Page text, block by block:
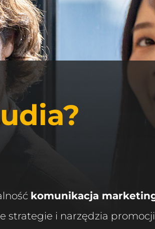
komunikacja
strategie i narzędzia